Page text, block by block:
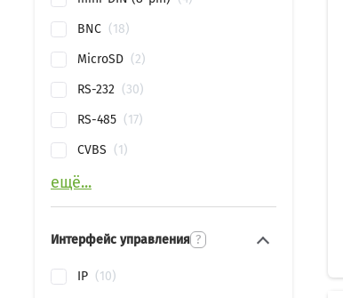
BNC
18
MicroSD
2
RS-232
30
RS-485
17
CVBS
1
ещё...
Интерфейс управления ?
IP
10